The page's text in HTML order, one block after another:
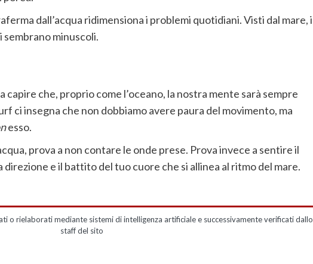
dall’acqua ridimensiona i problemi quotidiani. Visti dal mare, i
minuscoli.
capire che, proprio come l’oceano, la nostra mente sarà sempre
ci insegna che non dobbiamo avere paura del movimento, ma
esso.
prova a non contare le onde prese. Prova invece a sentire il
direzione e il battito del tuo cuore che si allinea al ritmo del mare.
o rielaborati mediante sistemi di intelligenza artificiale e successivamente verificati dallo
staff del sito